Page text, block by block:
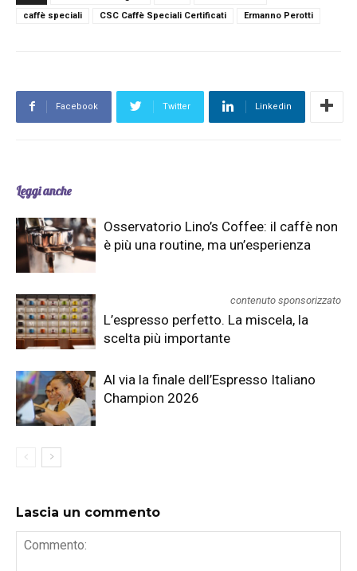
caffè speciali
CSC Caffè Speciali Certificati Ermanno Perotti
Facebook Twitter Linkedin
Leggi anche
Osservatorio Lino’s Coffee: il caffè non
è più una routine, ma un’esperienza
contenuto sponsorizzato
L’espresso perfetto. La miscela, la
scelta più importante
Al via la finale dell’Espresso Italiano
Champion 2026
Lascia un commento